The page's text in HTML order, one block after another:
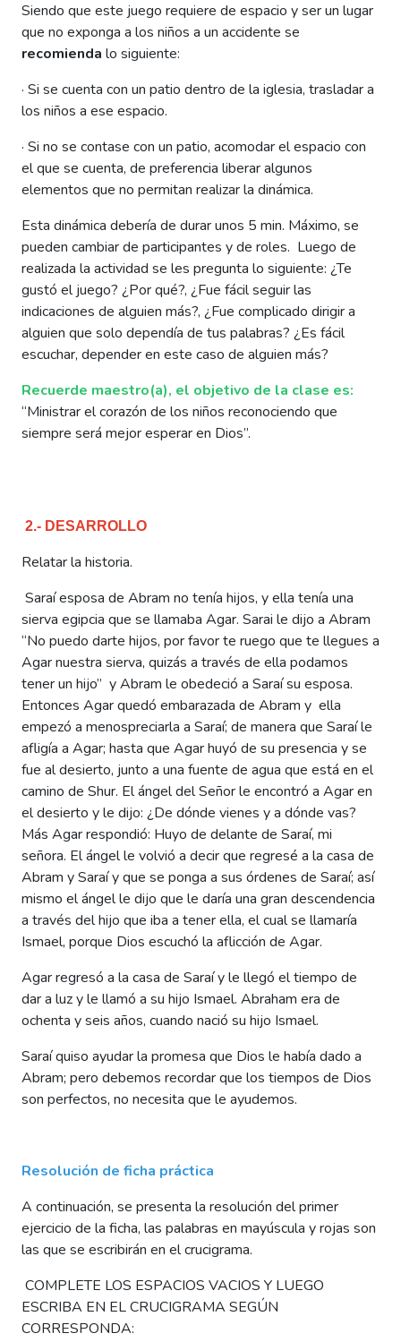
Siendo que este juego requiere de espacio y ser un lugar
que no exponga a los niños a un accidente se
recomienda lo siguiente:
· Si se cuenta con un patio dentro de la iglesia, trasladar a
los niños a ese espacio.
· Si no se contase con un patio, acomodar el espacio con
el que se cuenta, de preferencia liberar algunos
elementos que no permitan realizar la dinámica.
Esta dinámica debería de durar unos 5 min. Máximo, se
pueden cambiar de participantes y de roles. Luego de
realizada la actividad se les pregunta lo siguiente: ¿Te
gustó el juego? ¿Por qué?, ¿Fue fácil seguir las
indicaciones de alguien más?, ¿Fue complicado dirigir a
alguien que solo dependía de tus palabras? ¿Es fácil
escuchar, depender en este caso de alguien más?
Recuerde maestro(a), el objetivo de la clase es:
“Ministrar el corazón de los niños reconociendo que
siempre será mejor esperar en Dios”.
2.- DESARROLLO
Relatar la historia.
Saraí esposa de Abram no tenía hijos, y ella tenía una
sierva egipcia que se llamaba Agar. Sarai le dijo a Abram
“No puedo darte hijos, por favor te ruego que te llegues a
Agar nuestra sierva, quizás a través de ella podamos
tener un hijo” y Abram le obedeció a Saraí su esposa.
Entonces Agar quedó embarazada de Abram y ella
empezó a menospreciarla a Saraí; de manera que Saraí le
afligía a Agar; hasta que Agar huyó de su presencia y se
fue al desierto, junto a una fuente de agua que está en el
camino de Shur. El ángel del Señor le encontró a Agar en
el desierto y le dijo: ¿De dónde vienes y a dónde vas?
Más Agar respondió: Huyo de delante de Saraí, mi
señora. El ángel le volvió a decir que regresé a la casa de
Abram y Saraí y que se ponga a sus órdenes de Saraí; así
mismo el ángel le dijo que le daría una gran descendencia
a través del hijo que iba a tener ella, el cual se llamaría
Ismael, porque Dios escuchó la aflicción de Agar.
Agar regresó a la casa de Saraí y le llegó el tiempo de
dar a luz y le llamó a su hijo Ismael. Abraham era de
ochenta y seis años, cuando nació su hijo Ismael.
Saraí quiso ayudar la promesa que Dios le había dado a
Abram; pero debemos recordar que los tiempos de Dios
son perfectos, no necesita que le ayudemos.
Resolución de ficha práctica
A continuación, se presenta la resolución del primer
ejercicio de la ficha, las palabras en mayúscula y rojas son
las que se escribirán en el crucigrama.
COMPLETE LOS ESPACIOS VACIOS Y LUEGO
ESCRIBA EN EL CRUCIGRAMA SEGÚN
CORRESPONDA: